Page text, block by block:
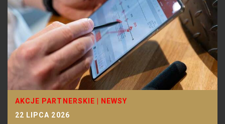
AKCJE PARTNERSKIE
NEWSY
22 LIPCA 2026